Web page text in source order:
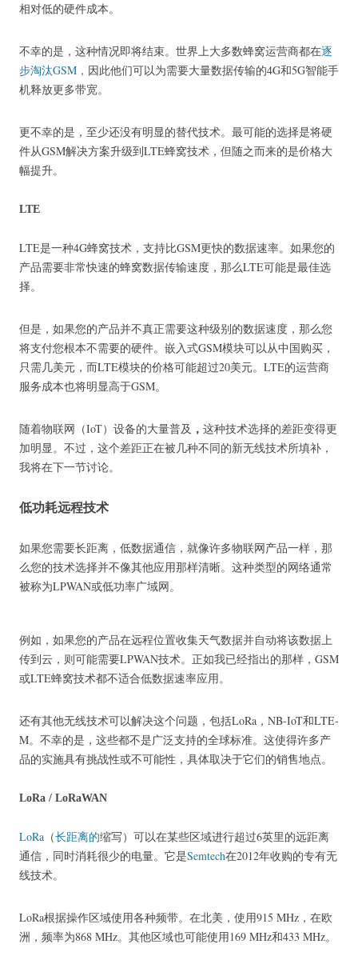
相对低的硬件成本。
不幸的是，这种情况即将结束。 世界上大多数蜂窝运营商都在逐
步淘汰GSM， 因此他们可以为需要大量数据传输的4G和5G智能手
机释放更多带宽。
更不幸的是，至少还没有明显的替代技术。 最可能的选择是将硬
件从GSM解决方案升级到LTE蜂窝技术，但随之而来的是价格大
幅提升。
LTE
LTE是一种4G蜂窝技术，支持比GSM更快的数据速率。 如果您的
产品需要非常快速的蜂窝数据传输速度，那么LTE可能是最佳选
择。
但是，如果您的产品并不真正需要这种级别的数据速度，那么您
将支付您根本不需要的硬件。 嵌入式GSM模块可以从中国购买，
只需几美元，而LTE模块的价格可能超过20美元。 LTE的运营商
服务成本也将明显高于GSM。
随着物联网（IoT）设备的大量普及 ， 这种技术选择的差距变得更
加明显。 不过，这个差距正在被几种不同的新无线技术所填补，
我将在下一节讨论。
低功耗远程技术
如果您需要长距离，低数据通信，就像许多物联网产品一样，那
么您的技术选择并不像其他应用那样清晰。 这种类型的网络通常
被称为LPWAN或低功率广域网。
例如，如果您的产品在远程位置收集天气数据并自动将该数据上
传到云，则可能需要LPWAN技术。 正如我已经指出的那样，GSM
或LTE蜂窝技术都不适合低数据速率应用。
还有其他无线技术可以解决这个问题，包括LoRa，NB-IoT和LTE-
M。 不幸的是，这些都不是广泛支持的全球标准。 这使得许多产
品的实施具有挑战性或不可能性，具体取决于它们的销售地点。
LoRa / LoRaWAN
LoRa （长距离的缩写）可以在某些区域进行超过6英里的远距离
通信，同时消耗很少的电量。 它是Semtech在2012年收购的专有无
线技术。
LoRa根据操作区域使用各种频带。 在北美，使用915 MHz，在欧
洲，频率为868 MHz。 其他区域也可能使用169 MHz和433 MHz。